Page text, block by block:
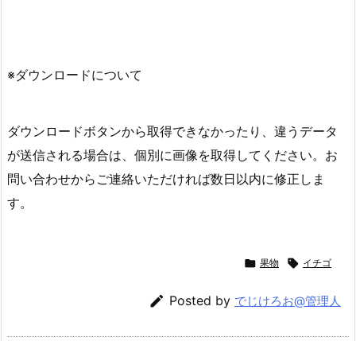
※ダウンロードについて
ダウンロードボタンから取得できなかったり、違うデータ
が送信される場合は、個別に画像を取得してください。お
問い合わせからご連絡いただければ数日以内に修正しま
す。
 果物  イチゴ
 Posted by でじけろお@管理人